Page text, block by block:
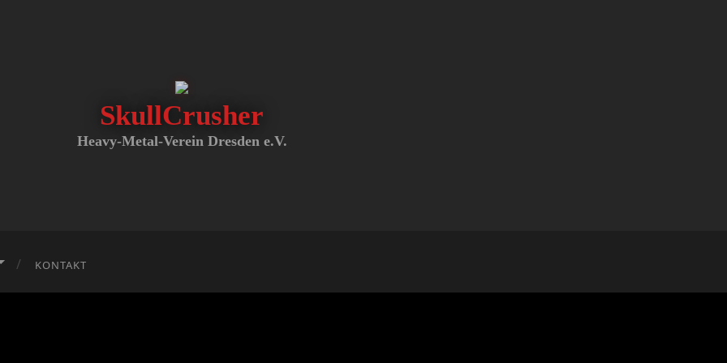
SkullCrusher
SkullCrusher
Heavy-Metal-Verein Dresden e.V.
KONTAKT